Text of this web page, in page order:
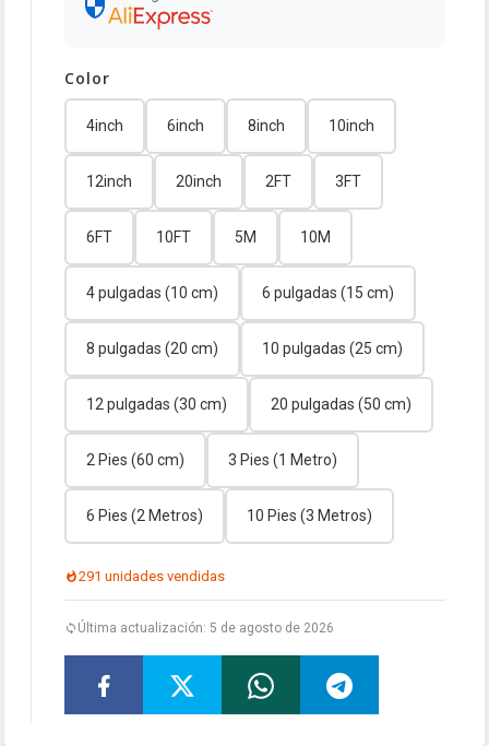
Color
4inch 6inch 8inch 10inch
12inch 20inch 2FT 3FT
6FT 10FT 5M 10M
4 pulgadas (10 cm) 6 pulgadas (15 cm)
8 pulgadas (20 cm) 10 pulgadas (25 cm)
12 pulgadas (30 cm) 20 pulgadas (50 cm)
2 Pies (60 cm) 3 Pies (1 Metro)
6 Pies (2 Metros) 10 Pies (3 Metros)
291 unidades vendidas
Última actualización: 5 de agosto de 2026